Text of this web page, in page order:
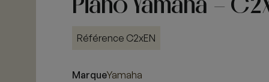
Référence C2xEN
MarqueYamaha